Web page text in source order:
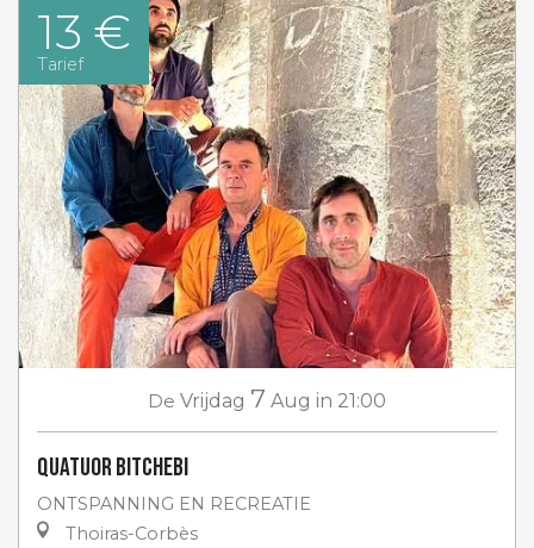
13 €
Tarief
De Vrijdag 7 Aug in 21:00
Quatuor Bitchebi
ONTSPANNING EN RECREATIE
Thoiras-Corbès